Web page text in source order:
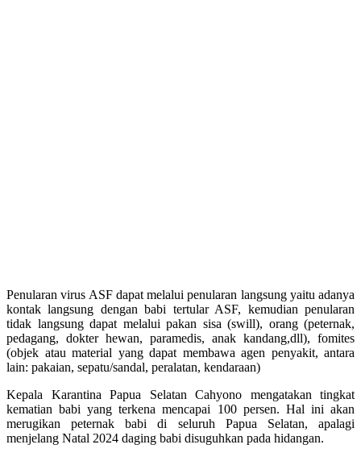
Penularan virus ASF dapat melalui penularan langsung yaitu adanya
kontak langsung dengan babi tertular ASF, kemudian penularan
tidak langsung dapat melalui pakan sisa (swill), orang (peternak,
pedagang, dokter hewan, paramedis, anak kandang,dll), fomites
(objek atau material yang dapat membawa agen penyakit, antara
lain: pakaian, sepatu/sandal, peralatan, kendaraan)
Kepala Karantina Papua Selatan Cahyono mengatakan tingkat
kematian babi yang terkena mencapai 100 persen. Hal ini akan
merugikan peternak babi di seluruh Papua Selatan, apalagi
menjelang Natal 2024 daging babi disuguhkan pada hidangan.